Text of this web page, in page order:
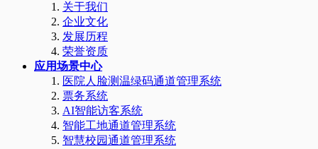
关于我们
企业文化
发展历程
荣誉资质
应用场景中心
医院人脸测温绿码通道管理系统
票务系统
AI智能访客系统
智能工地通道管理系统
智慧校园通道管理系统